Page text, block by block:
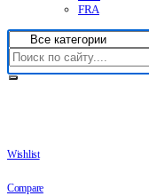
FRA
Wishlist
Compare